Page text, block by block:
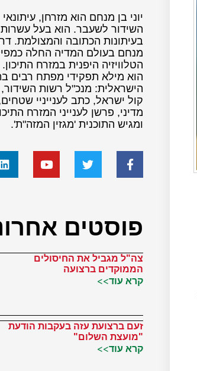
יוני בן מנחם הוא מזרחן,
השידור לשעבר. הוא בעל עשרות
בעיתונות הכתובה והמצולמת.
מנחם בעולם המדיה החלה
הטלוויזיה היפנית במזרח
הוא מילא תפקידי מפתח רבים
הישראלית: מנכ"ל רשות השידור,
קול ישראל, כתב לענייניי
מדיני, פרשן לענייני המזרח
ומגיש התוכנית 'מגזין המזה"ת'.
פוסטים
צה"ל מגביל את החיסולים
הממוקדים ברצועה
קרא עוד>>
זעם ברצועת עזה בעקבות הודעת
"מועצת השלום"
קרא עוד>>